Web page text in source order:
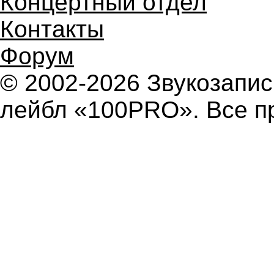
Контакты
Форум
© 2002-2026
лейбл «100PRO». Все